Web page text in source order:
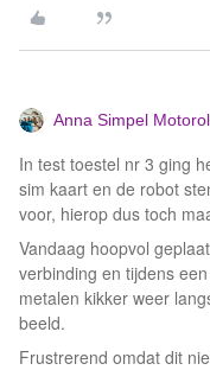
Anna Simpel
In test toestel nr 3 ging
sim kaart en de robot
voor, hierop dus toch
Vandaag hoopvol
verbinding en tijdens
metalen kikker weer
beeld.
Frustrerend omdat dit